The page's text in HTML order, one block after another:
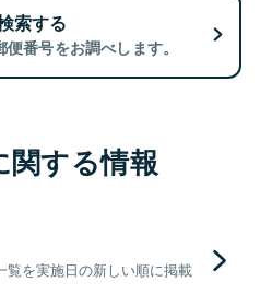
索する
番号をお調べします。
関する情報
を実施日の新しい順に掲載